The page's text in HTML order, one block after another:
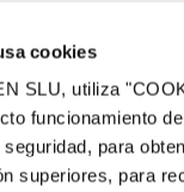
cookies
SLU, utiliza
funcionamiento
para
superiores, para
como el uso de